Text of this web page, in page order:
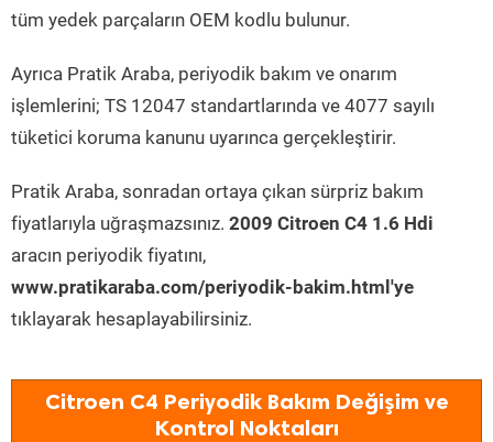
tüm yedek parçaların OEM kodlu bulunur.
Ayrıca Pratik Araba, periyodik bakım ve onarım
işlemlerini; TS 12047 standartlarında ve 4077 sayılı
tüketici koruma kanunu uyarınca gerçekleştirir.
Pratik Araba, sonradan ortaya çıkan sürpriz bakım
fiyatlarıyla uğraşmazsınız. 2009 Citroen C4 1.6 Hdi
aracın periyodik fiyatını,
www.pratikaraba.com/periyodik-bakim.html'ye
tıklayarak hesaplayabilirsiniz.
Citroen C4 Periyodik Bakım Değişim ve
Kontrol Noktaları